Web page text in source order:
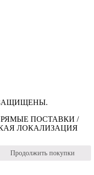
ЗАЩИЩЕНЫ.
ПОСТАВКИ /
ЛОКАЛИЗАЦИЯ
Продолжить покупки